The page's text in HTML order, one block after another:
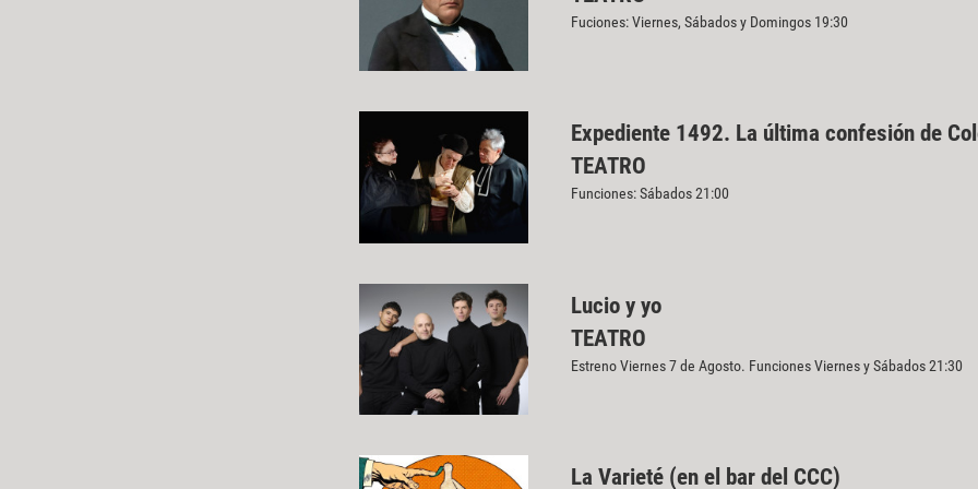
Fuciones: Viernes, Sábados y Domingos 19:30
Expediente 1492. La última confesión de
TEATRO
Funciones: Sábados 21:00
Lucio y yo
TEATRO
Estreno Viernes 7 de Agosto. Funciones Viernes y Sábados 21:30
La Varieté (en el bar del CCC)